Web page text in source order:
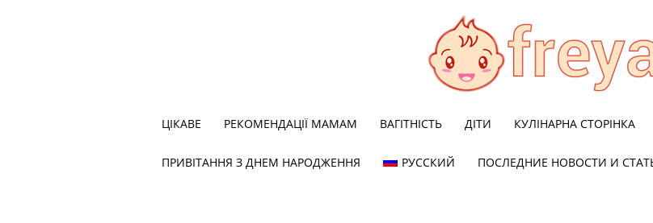
ЦІКАВЕ РЕКОМЕНДАЦІЇ МАМАМ ВАГІТНІСТЬ ДІТИ КУЛІНАРНА СТОРІНКА
ПРИВІТАННЯ З ДНЕМ НАРОДЖЕННЯ РУССКИЙ ПОСЛЕДНИЕ НОВОСТИ И